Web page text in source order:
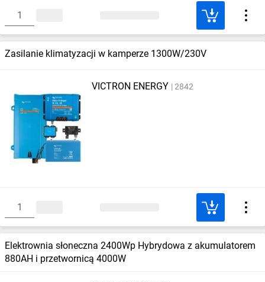
Zasilanie klimatyzacji w kamperze 1300W/230V
VICTRON ENERGY 2842
Elektrownia słoneczna 2400Wp Hybrydowa z akumulatorem
880AH i przetwornicą 4000W